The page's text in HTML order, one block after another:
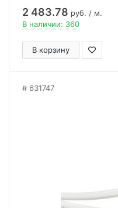
2 483.78 руб. / м.
В наличии: 360
В корзину
631747